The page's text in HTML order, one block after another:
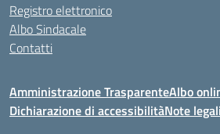
Registro elettronico
Albo Sindacale
Contatti
Amministrazione TrasparenteAlbo
Dichiarazione di accessibilitàNote legali